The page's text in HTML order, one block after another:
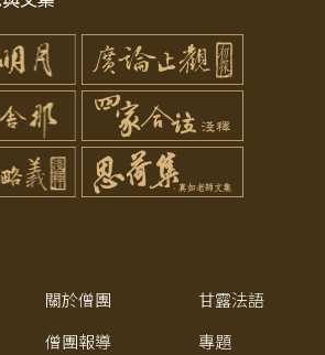
關於僧團
甘露法語
僧團報導
專題